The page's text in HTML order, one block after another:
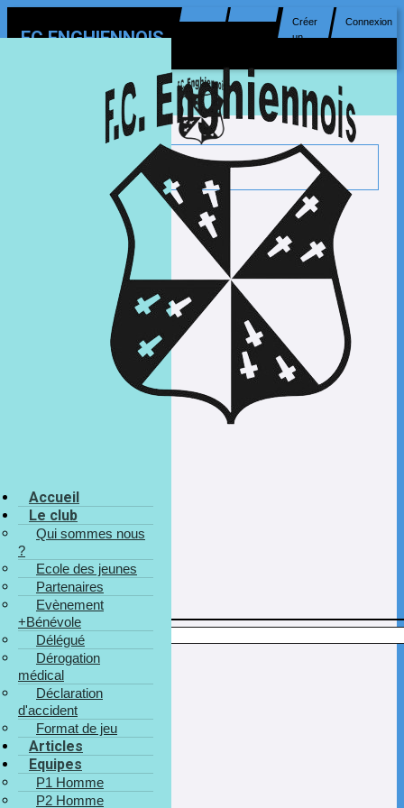
FC ENGHIENNOIS
Créer
un
Connexion
Accueil
Le club
Qui sommes nous
?
Ecole des jeunes
Partenaires
Evènement
+Bénévole
Délégué
Dérogation
médical
Déclaration
d'accident
Format de jeu
Articles
Equipes
P1 Homme
P2 Homme
A.C. ANVAING
U9 B
2025-2026
Saison 2026-2027
Saison 2025-2026